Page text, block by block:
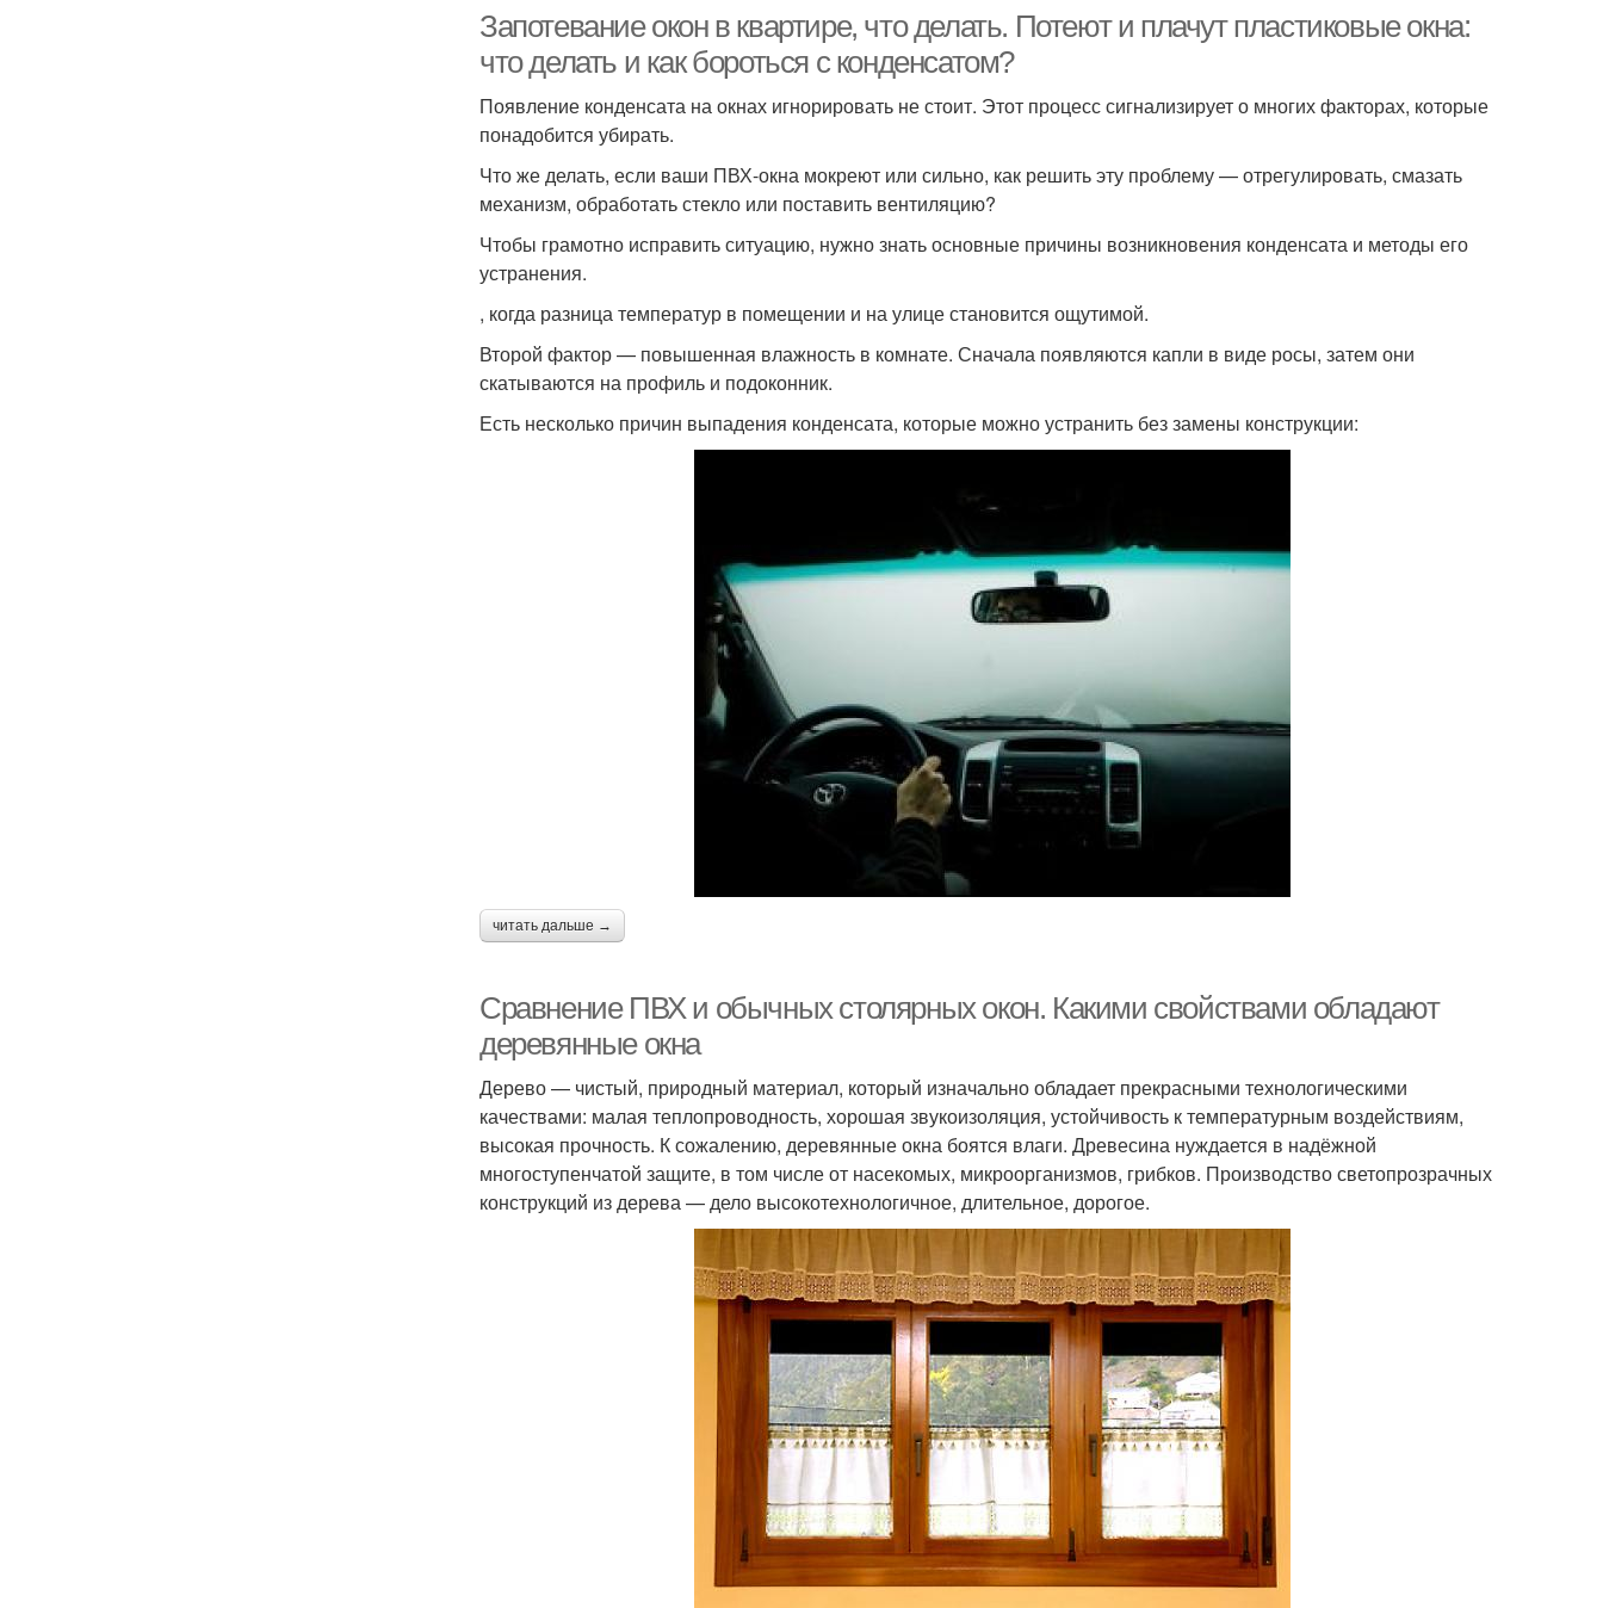
Запотевание окон в квартире, что делать. Потеют и плачут пластиковые окна:
что делать и как бороться с конденсатом?
Появление конденсата на окнах игнорировать не стоит. Этот процесс сигнализирует о многих факторах, которые
понадобится убирать.
Что же делать, если ваши ПВХ-окна мокреют или сильно, как решить эту проблему — отрегулировать, смазать
механизм, обработать стекло или поставить вентиляцию?
Чтобы грамотно исправить ситуацию, нужно знать основные причины возникновения конденсата и методы его
устранения.
, когда разница температур в помещении и на улице становится ощутимой.
Второй фактор — повышенная влажность в комнате. Сначала появляются капли в виде росы, затем они
скатываются на профиль и подоконник.
Есть несколько причин выпадения конденсата, которые можно устранить без замены конструкции:
читать дальше →
Сравнение ПВХ и обычных столярных окон. Какими свойствами обладают
деревянные окна
Дерево — чистый, природный материал, который изначально обладает прекрасными технологическими
качествами: малая теплопроводность, хорошая звукоизоляция, устойчивость к температурным воздействиям,
высокая прочность. К сожалению, деревянные окна боятся влаги. Древесина нуждается в надёжной
многоступенчатой защите, в том числе от насекомых, микроорганизмов, грибков. Производство светопрозрачных
конструкций из дерева — дело высокотехнологичное, длительное, дорогое.